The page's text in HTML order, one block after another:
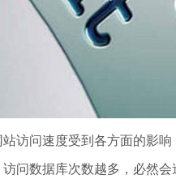
问速度受到各方面的影响
问数据库次数越多，必然